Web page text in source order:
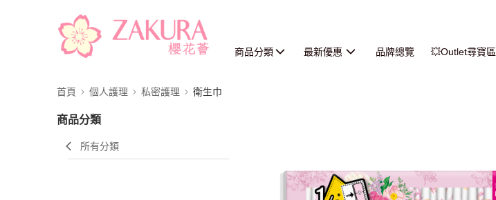
商品分類 最新優惠 品牌總覽 💥Outlet尋寶區
首頁 個人護理 私密護理 衛生巾
商品分類
所有分類